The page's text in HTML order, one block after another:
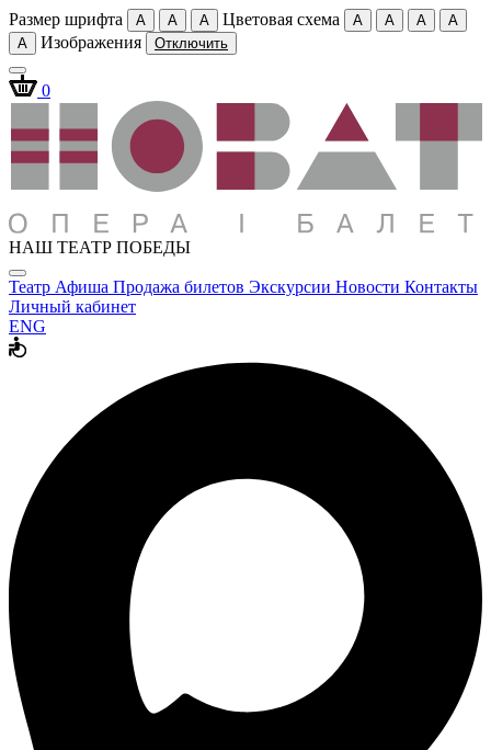
Размер шрифта A A A Цветовая схема A A A
A
A
Изображения Отключить
0
НАШ ТЕАТР ПОБЕДЫ
Театр Афиша Продажа билетов Экскурсии Новости Контакты
Личный кабинет
ENG